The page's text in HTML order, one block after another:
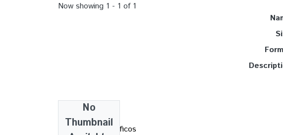
Now showing 1 - 1 of 1
No
Thumbnail
Collections
IC - Artigos científicos